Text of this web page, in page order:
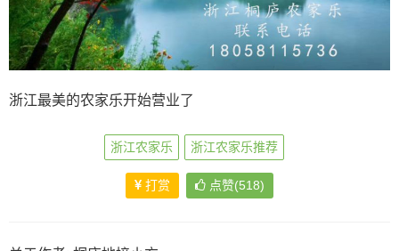
浙江最美的农家乐开始营业了
浙江农家乐 浙江农家乐推荐
打赏 点赞(518)